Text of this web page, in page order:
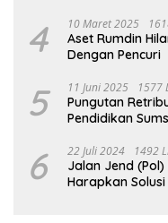
4 10 Maret 2025
Aset Rumdin
Dengan Pencuri
5 11 Juni 2025 1577
Pungutan
Pendidikan
6 22 Juli 2024 1492
Jalan Jend
Harapkan Solusi